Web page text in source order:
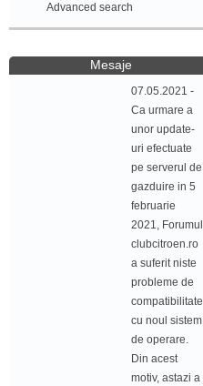
Advanced search
Mesaje
07.05.2021 -
Ca urmare a
unor update-
uri efectuate
pe serverul de
gazduire in 5
februarie
2021, Forumul
clubcitroen.ro
a suferit niste
probleme de
compatibilitate
cu noul sistem
de operare.
Din acest
motiv, astazi a